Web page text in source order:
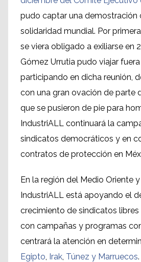
pudo captar una demostración
solidaridad mundial. Por
se viera obligado a exiliarse en
Gómez Urrutia pudo viajar
participando en dicha reunión,
con una gran ovación de parte
que se pusieron de pie para
IndustriALL continuará la
sindicatos democráticos y en
contratos de protección en
En la región del Medio Oriente
IndustriALL está apoyando el
crecimiento de sindicatos
con campañas y programas
centrará la atención en
Egipto, Irak, Túnez y Marruecos